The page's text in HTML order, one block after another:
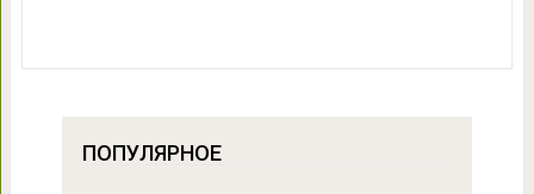
ПОПУЛЯРНОЕ